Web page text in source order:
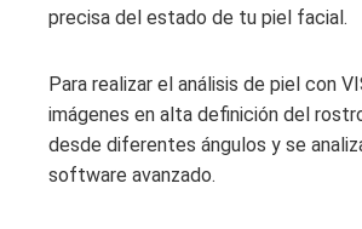
precisa del estado de tu piel facial.
Para realizar el análisis de piel con
imágenes en alta definición del
desde diferentes ángulos y se
software avanzado.